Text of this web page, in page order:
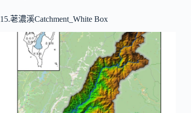
15.荖濃溪Catchment_White Box